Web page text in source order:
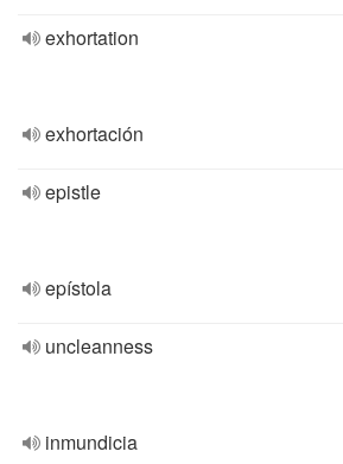
exhortation
exhortación
epistle
epístola
uncleanness
inmundicia